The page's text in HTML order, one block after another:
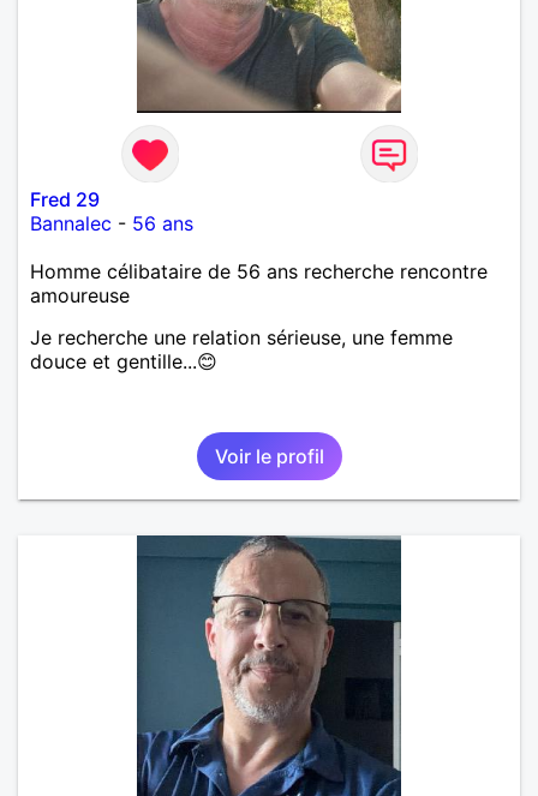
Fred 29
Bannalec - 56 ans
Homme célibataire de 56 ans recherche rencontre
amoureuse
Je recherche une relation sérieuse, une femme
douce et gentille...😊
Voir le profil